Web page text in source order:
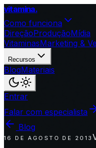
vitamina.
Como funciona
DireçãoProduçãoMídia
VitaminasMarketing &
Recursos
BlogMateriais
Entrar
Falar com especialista
Blog
16 DE AGOSTO DE 2013